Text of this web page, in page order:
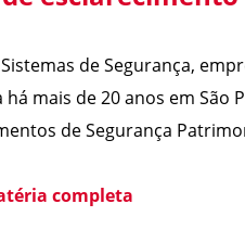
Sistemas de Segurança,
há mais de 20 anos em São
de Segurança
esclarecer que não possui
completa